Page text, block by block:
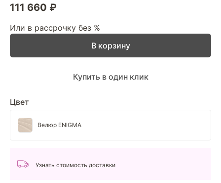
111 660 ₽
Или в рассрочку без %
Цвет
Велюр ENIGMA
В корзину
Купить в один клик
Узнать стоимость доставки